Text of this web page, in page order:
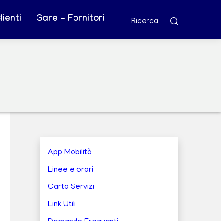
Gare - Fornitori Ricerca
App Mobilità
Linee e orari
Carta Servizi
Link Utili